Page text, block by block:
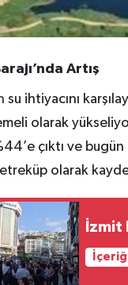
Artış
su ihtiyacını
olarak
çıktı ve
olarak
İzmit